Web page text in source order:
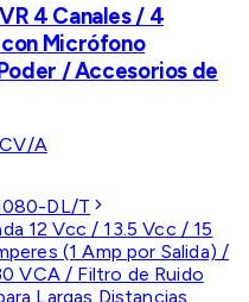
4 Canales / 4
Micrófono
/ Accesorios de
A
DL/T